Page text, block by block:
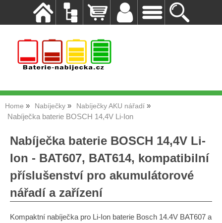
Home Nabíječky Nabíječky AKU nářadí
Nabíječka baterie BOSCH 14,4V Li-Ion
Nabíječka baterie BOSCH 14,4V Li-
Ion - BAT607, BAT614, kompatibilní
příslušenství pro akumulátorové
nářadí a zařízení
Kompaktní nabíječka pro Li-Ion baterie Bosch 14.4V BAT607 a